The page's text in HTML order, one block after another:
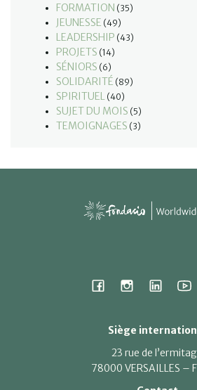
FORMATION (35)
JEUNESSE (49)
LEADERSHIP (43)
PROJETS (14)
SÉNIORS (6)
SOLIDARITÉ (89)
SPIRITUEL (40)
SUJET DU MOIS (5)
TEMOIGNAGES (3)
Siège
23 rue de
78000 VERSAILLES –